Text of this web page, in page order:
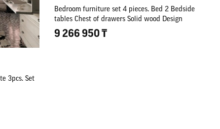
3pcs. Set
Bedroom furniture set 4 pieces. Bed 2 Bedside
tables Chest of drawers Solid wood Design
Furniture
9 266 950 ₸